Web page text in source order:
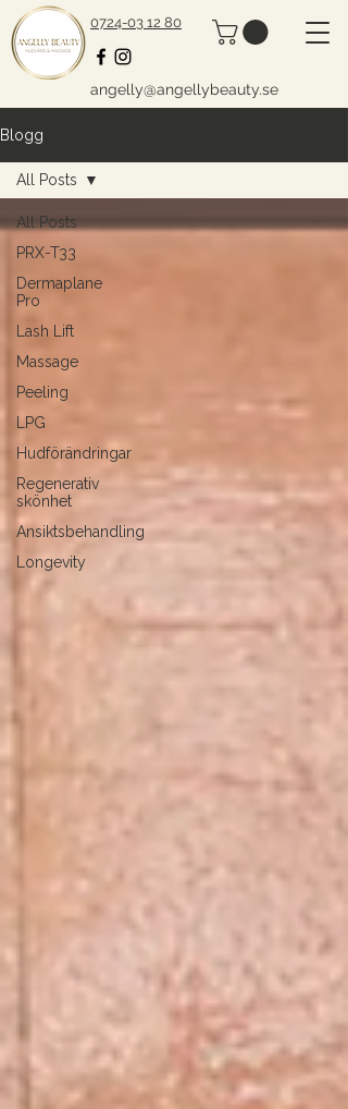
0724-03 12 80
angelly@angellybeauty.se
Blogg
All Posts
PRX-T33
Dermaplane
Pro
Lash Lift
Massage
Peeling
LPG
Hudförändringar
Regenerativ
skönhet
Ansiktsbehandling
Longevity
All Posts